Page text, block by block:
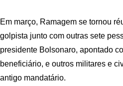
Em março, Ramagem se tornou
golpista junto com outras sete
presidente Bolsonaro, apontado
beneficiário, e outros militares e
antigo mandatário.